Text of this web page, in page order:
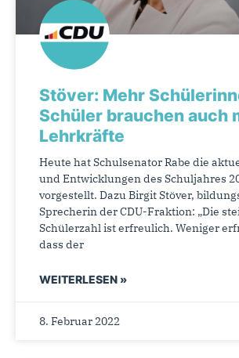
Stöver: Mehr
Schüler brauchen auch
Lehrkräfte
Heute hat Schulsenator Rabe die
und Entwicklungen des Schuljahres
vorgestellt. Dazu Birgit Stöver,
Sprecherin der CDU-Fraktion: „Die
Schülerzahl ist erfreulich. Weniger
dass der
WEITERLESEN »
8. Februar 2022